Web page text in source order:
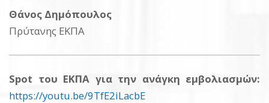
Θάνος Δημόπουλος
Πρύτανης ΕΚΠΑ
Spot του ΕΚΠΑ για την ανάγκη εμβολιασμών:
https://youtu.be/9TfE2iLacbE